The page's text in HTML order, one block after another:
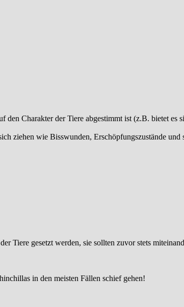
Charakter der Tiere abgestimmt ist (z.B. bietet es
ziehen wie Bisswunden, Erschöpfungszustände und
Tiere gesetzt werden, sie sollten zuvor stets
in den meisten Fällen schief gehen!